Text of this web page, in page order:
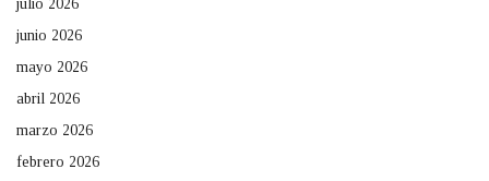
julio 2026
junio 2026
mayo 2026
abril 2026
marzo 2026
febrero 2026